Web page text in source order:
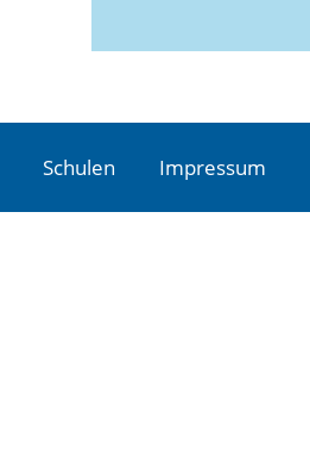
Schulen Impressum